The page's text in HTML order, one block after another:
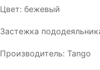
Цвет: бежевый
Застежка
Производитель: Tango